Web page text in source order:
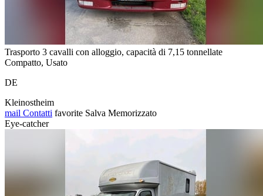
Trasporto 3 cavalli con alloggio, capacità di 7,15 tonnellate
Compatto, Usato
DE
Kleinostheim
mail Contatti favorite Salva Memorizzato
Eye-catcher